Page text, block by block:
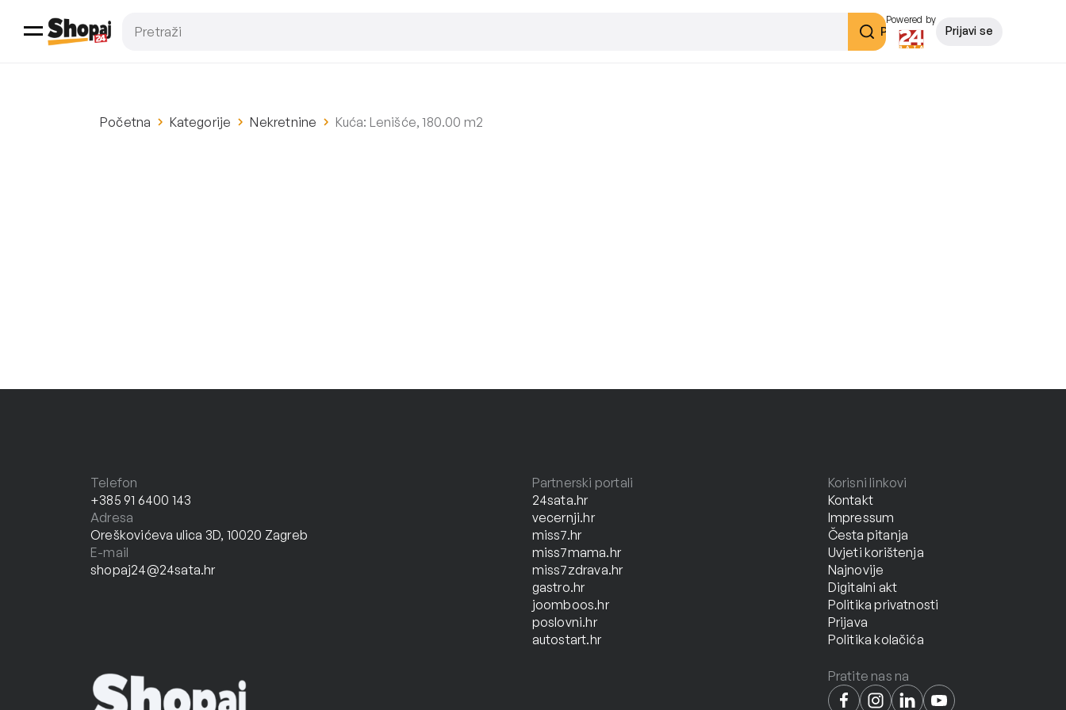
Pretraži
Powered by
Prijavi se
Početna Kategorije Nekretnine Kuća: Lenišće, 180.00 m2
Telefon
+385 91 6400 143
Adresa
Oreškovićeva ulica 3D, 10020 Zagreb
E-mail
shopaj24@24sata.hr
Partnerski portali
24sata.hr
vecernji.hr
miss7.hr
miss7mama.hr
miss7zdrava.hr
gastro.hr
joomboos.hr
poslovni.hr
autostart.hr
Korisni linkovi
Kontakt
Impressum
Česta pitanja
Uvjeti korištenja
Najnovije
Digitalni akt
Politika privatnosti
Prijava
Politika kolačića
Pratite nas na